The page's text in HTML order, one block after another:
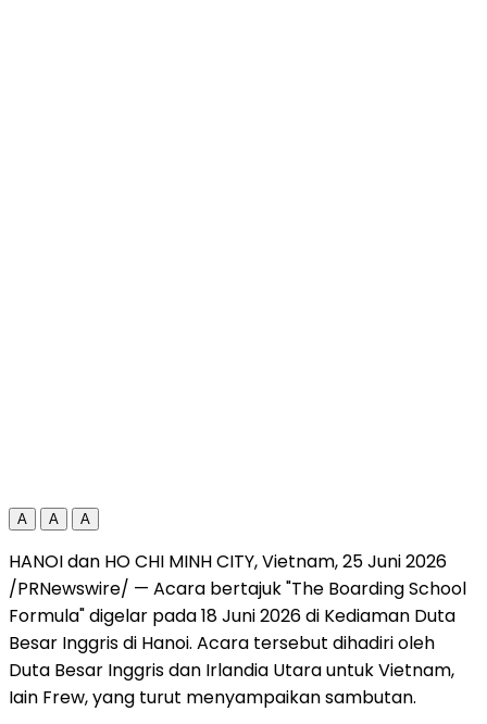
A A A
HANOI dan HO CHI MINH CITY, Vietnam,25 Juni 2026
/PRNewswire/ — Acara bertajuk "The Boarding School
Formula" digelar pada 18 Juni 2026 di Kediaman Duta
Besar Inggris di Hanoi. Acara tersebut dihadiri oleh
Duta Besar Inggris dan Irlandia Utara untuk Vietnam,
Iain Frew, yang turut menyampaikan sambutan.